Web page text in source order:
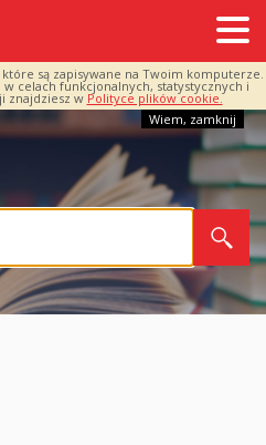
są zapisywane na Twoim komputerze.
celach funkcjonalnych, statystycznych i
znajdziesz w Polityce plików cookie.
Wiem, zamknij